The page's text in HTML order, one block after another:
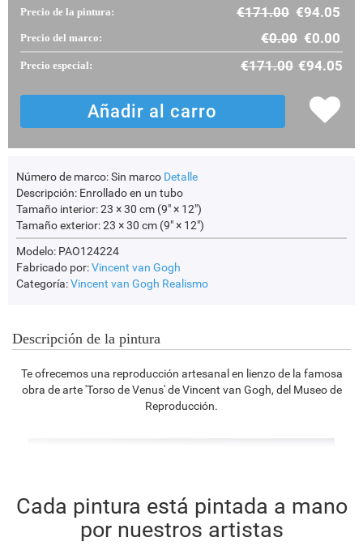
Precio de la pintura: €171.00 €94.05
Precio del marco: €0.00 €0.00
Precio especial: €171.00 €94.05
Número de marco:Sin marco Detalle
Descripción: Enrollado en un tubo
Tamaño interior:23 × 30 cm (9" × 12")
Tamaño exterior:23 × 30 cm (9" × 12")
Modelo: PAO124224
Fabricado por:Vincent van Gogh
Categoría:Vincent van Gogh Realismo
Descripción de la pintura
Te ofrecemos una reproducción artesanal en lienzo de la famosa
obra de arte 'Torso de Venus' de Vincent van Gogh, del Museo de
Reproducción.
Cada pintura está pintada a mano
por nuestros artistas